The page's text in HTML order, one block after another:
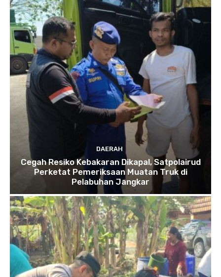
DAERAH
Cegah Resiko Kebakaran Dikapal, Satpolairud
Perketat Pemeriksaan Muatan Truk di
Pelabuhan Jangkar